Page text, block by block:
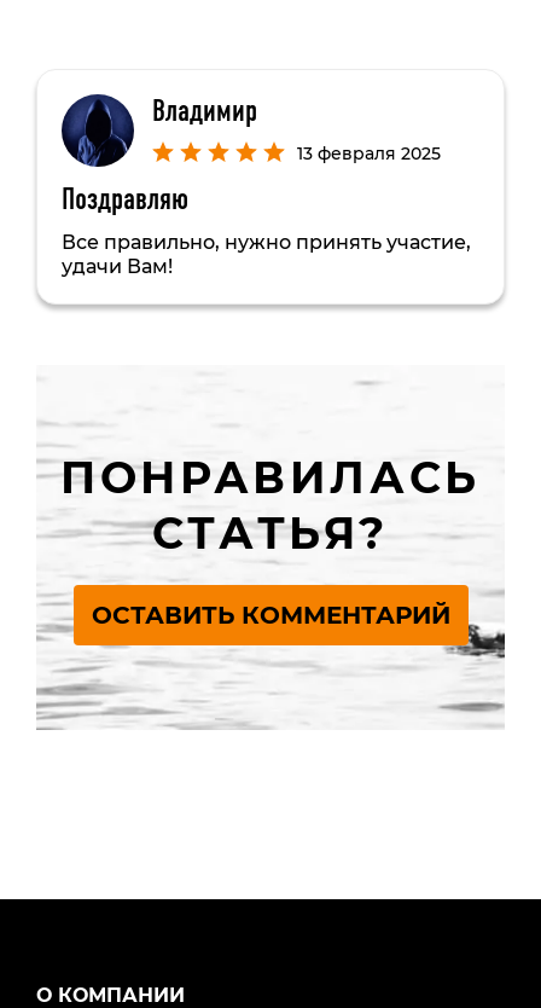
Владимир
13 февраля 2025
Поздравляю
Все правильно, нужно принять участие,
удачи Вам!
ПОНРАВИЛАСЬ
СТАТЬЯ?
ОСТАВИТЬ КОММЕНТАРИЙ
О КОМПАНИИ